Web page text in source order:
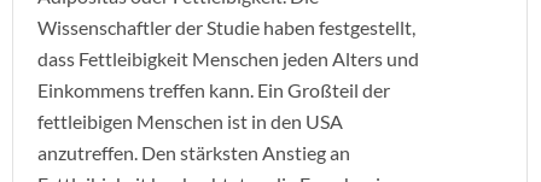
Wissenschaftler der Studie haben festgestellt,
dass Fettleibigkeit Menschen jeden Alters und
Einkommens treffen kann. Ein Großteil der
fettleibigen Menschen ist in den USA
anzutreffen. Den stärksten Anstieg an